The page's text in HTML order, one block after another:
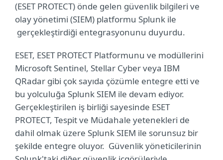
(ESET PROTECT) önde gelen güvenlik bilgileri ve
olay yönetimi (SIEM) platformu Splunk ile
gerçekleştirdiği entegrasyonunu duyurdu.
ESET, ESET PROTECT Platformunu ve modüllerini
Microsoft Sentinel, Stellar Cyber veya IBM
QRadar gibi çok sayıda çözümle entegre etti ve
bu yolculuğa Splunk SIEM ile devam ediyor.
Gerçekleştirilen iş birliği sayesinde ESET
PROTECT, Tespit ve Müdahale yetenekleri de
dahil olmak üzere Splunk SIEM ile sorunsuz bir
şekilde entegre oluyor. Güvenlik yöneticilerinin